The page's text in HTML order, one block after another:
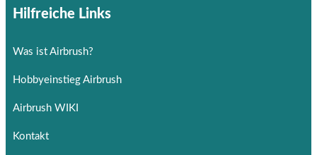
Hilfreiche Links
Was ist Airbrush?
Hobbyeinstieg Airbrush
Airbrush WIKI
Kontakt